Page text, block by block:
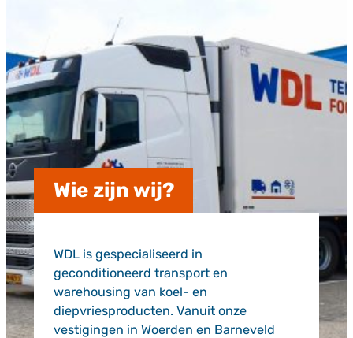
Wie zijn wij?
WDL is gespecialiseerd in
geconditioneerd transport en
warehousing van koel- en
diepvriesproducten. Vanuit onze
vestigingen in Woerden en Barneveld